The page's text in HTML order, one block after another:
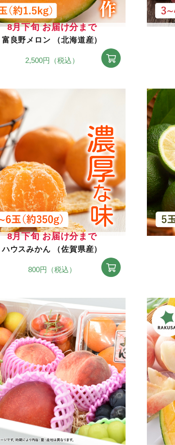
8月下旬 お届け分まで
富良野メロン （北海道産）
2,500円（税込）
8月下旬 お届け分まで
ハウスみかん （佐賀県産）
800円（税込）